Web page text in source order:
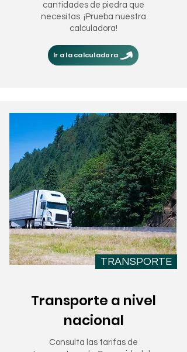
cantidades de piedra que
necesitas ¡Prueba nuestra
calculadora!
Ir a la calculadora
TRANSPORTE
Transporte a nivel
nacional
Consulta las tarifas de